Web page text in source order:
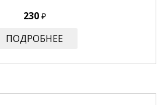
230 ₽
ПОДРОБНЕЕ